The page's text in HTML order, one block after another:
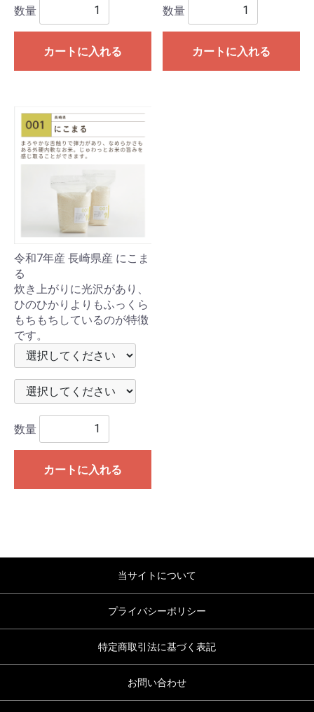
数量
カートに入れる
数量
カートに入れる
令和7年産 長崎県産 にこま
る
炊き上がりに光沢があり、
ひのひかりよりもふっくら
もちもちしているのが特徴
です。
数量
カートに入れる
当サイトについて
プライバシーポリシー
特定商取引法に基づく表記
お問い合わせ